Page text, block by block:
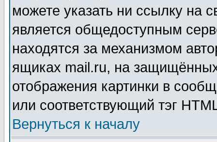
можете указать ни ссылку на
является общедоступным
находятся за механизмом
ящиках mail.ru, на
отображения картинки в
или соответствующий тэг
Вернуться к началу